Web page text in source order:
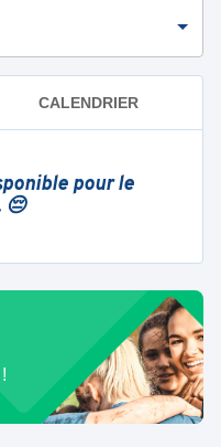
CALENDRIER
pour le
😔